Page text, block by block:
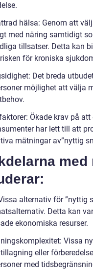
hälsa: Genom att
med näring samtidigt
tillsatser. Detta kan
för kroniska
Det breda
möjlighet att välja
Ökade krav på
har lett till att
mätningar av”nyttig
alternativ för ”nyttig
Detta kan
ekonomiska resurser.
Vissa
eller
med